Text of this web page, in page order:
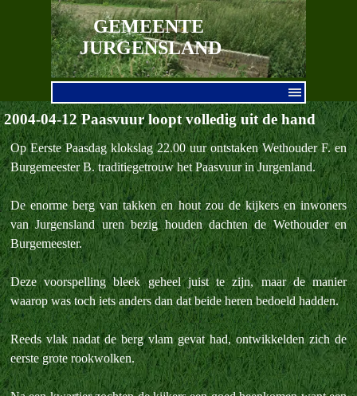
Ga naar de inhoud
GEMEENTE
JURGENSLAND
2004-04-12 Paasvuur loopt volledig uit de hand
Op Eerste Paasdag klokslag 22.00 uur ontstaken Wethouder F. en
Burgemeester B. traditiegetrouw het Paasvuur in Jurgenland.
De enorme berg van takken en hout zou de kijkers en inwoners
van Jurgensland uren bezig houden dachten de Wethouder en
Burgemeester.
Deze voorspelling bleek geheel juist te zijn, maar de manier
waarop was toch iets anders dan dat beide heren bedoeld hadden.
Reeds vlak nadat de berg vlam gevat had, ontwikkelden zich de
eerste grote rookwolken.